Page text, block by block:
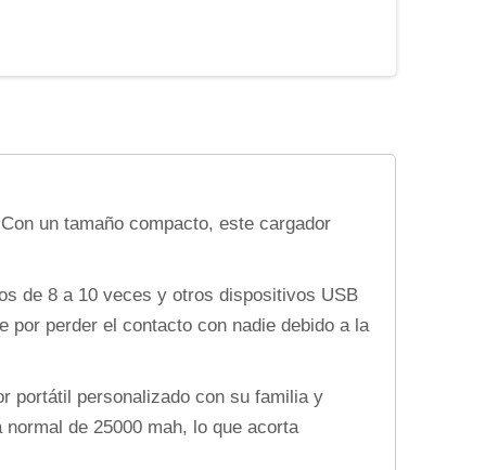
un tamaño compacto, este cargador
de 8 a 10 veces y otros dispositivos USB
perder el contacto con nadie debido a la
portátil personalizado con su familia y
de 25000 mah, lo que acorta